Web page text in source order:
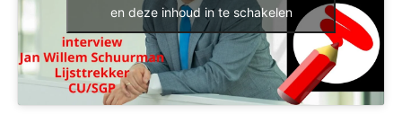
en deze inhoud in te schakelen